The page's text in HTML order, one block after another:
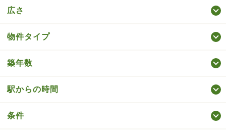
広さ
物件タイプ
築年数
駅からの時間
条件